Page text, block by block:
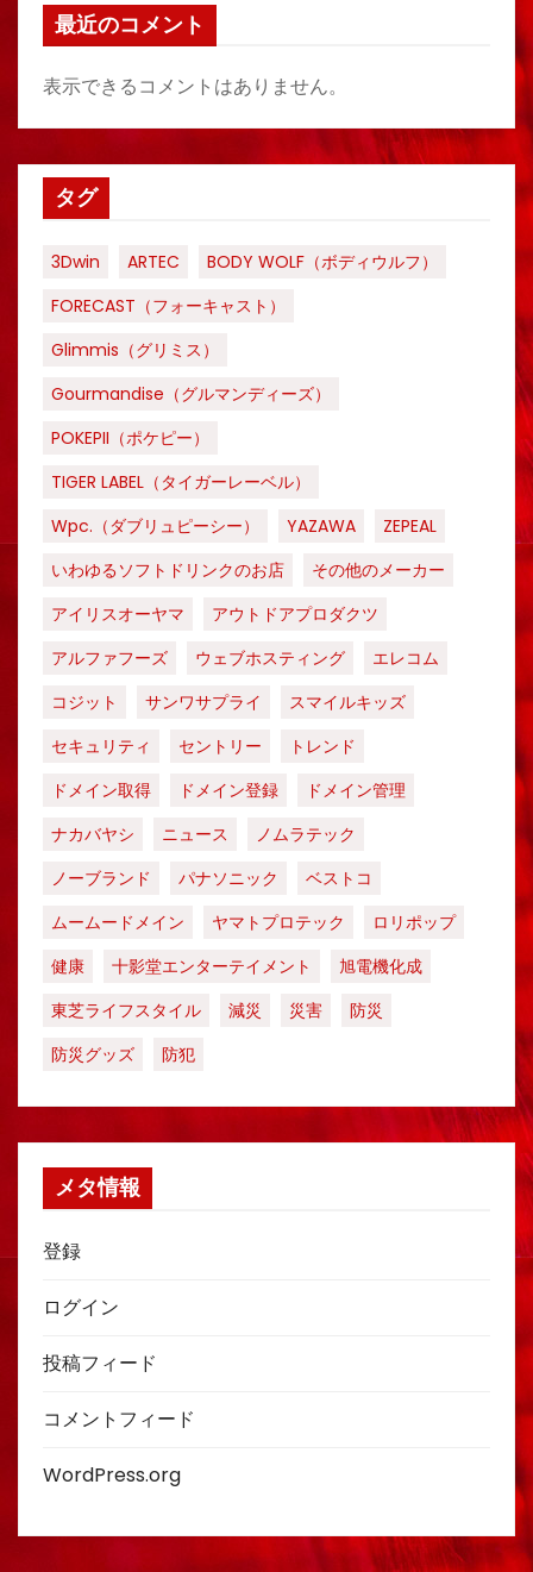
最近のコメント
表示できるコメントはありません。
タグ
3Dwin ARTEC
BODY WOLF（ボディウルフ）
FORECAST（フォーキャスト）
Glimmis（グリミス）
Gourmandise（グルマンディーズ）
POKEPII（ポケピー）
TIGER LABEL（タイガーレーベル）
Wpc.（ダブリュピーシー）
YAZAWA
ZEPEAL
いわゆるソフトドリンクのお店
その他のメーカー
アイリスオーヤマ
アウトドアプロダクツ
アルファフーズ
ウェブホスティング
エレコム
コジット
サンワサプライ
スマイルキッズ
セキュリティ
セントリー
トレンド
ドメイン取得
ドメイン登録
ドメイン管理
ナカバヤシ
ニュース
ノムラテック
ノーブランド
パナソニック
ベストコ
ムームードメイン
ヤマトプロテック
ロリポップ
健康
十影堂エンターテイメント
旭電機化成
東芝ライフスタイル
減災 災害
防災
防災グッズ
防犯
メタ情報
登録
ログイン
投稿フィード
コメントフィード
WordPress.org